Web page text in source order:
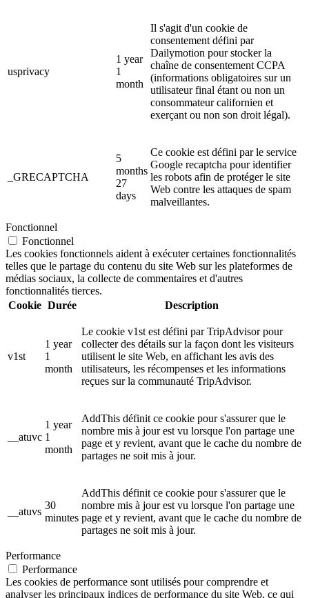
usprivacy
1 year
1
month
Il s'agit d'un cookie de
consentement défini par
Dailymotion pour stocker la
chaîne de consentement CCPA
(informations obligatoires sur un
utilisateur final étant ou non un
consommateur californien et
exerçant ou non son droit légal).
_GRECAPTCHA
5
months
27
days
Ce cookie est défini par le service
Google recaptcha pour identifier
les robots afin de protéger le site
Web contre les attaques de spam
malveillantes.
Fonctionnel
Fonctionnel
Les cookies fonctionnels aident à exécuter certaines fonctionnalités
telles que le partage du contenu du site Web sur les plateformes de
médias sociaux, la collecte de commentaires et d'autres
fonctionnalités tierces.
Cookie Durée Description
v1st
1 year
1
month
Le cookie v1st est défini par TripAdvisor pour
collecter des détails sur la façon dont les visiteurs
utilisent le site Web, en affichant les avis des
utilisateurs, les récompenses et les informations
reçues sur la communauté TripAdvisor.
__atuvc
1 year
1
month
AddThis définit ce cookie pour s'assurer que le
nombre mis à jour est vu lorsque l'on partage une
page et y revient, avant que le cache du nombre de
partages ne soit mis à jour.
__atuvs
30
minutes
AddThis définit ce cookie pour s'assurer que le
nombre mis à jour est vu lorsque l'on partage une
page et y revient, avant que le cache du nombre de
partages ne soit mis à jour.
Performance
Performance
Les cookies de performance sont utilisés pour comprendre et
analyser les principaux indices de performance du site Web, ce qui